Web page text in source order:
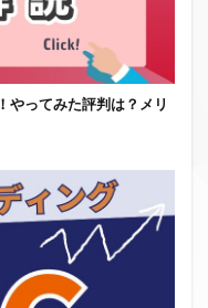
やってみた評判は？メリ